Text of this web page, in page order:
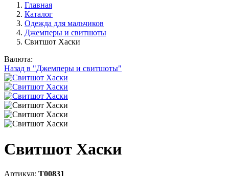
Главная
Каталог
Одежда для мальчиков
Джемперы и свитшоты
Свитшот Хаски
Валюта:
Назад в "Джемперы и свитшоты"
Свитшот Хаски
Артикул: Т00831